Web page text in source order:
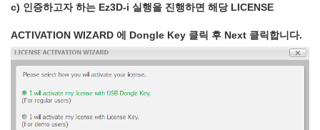
c) 인증하고자 하는 Ez3D-i 실행을 진행하면 해당 LICENSE
ACTIVATION WIZARD 에 Dongle Key 클릭 후 Next 클릭합니다.